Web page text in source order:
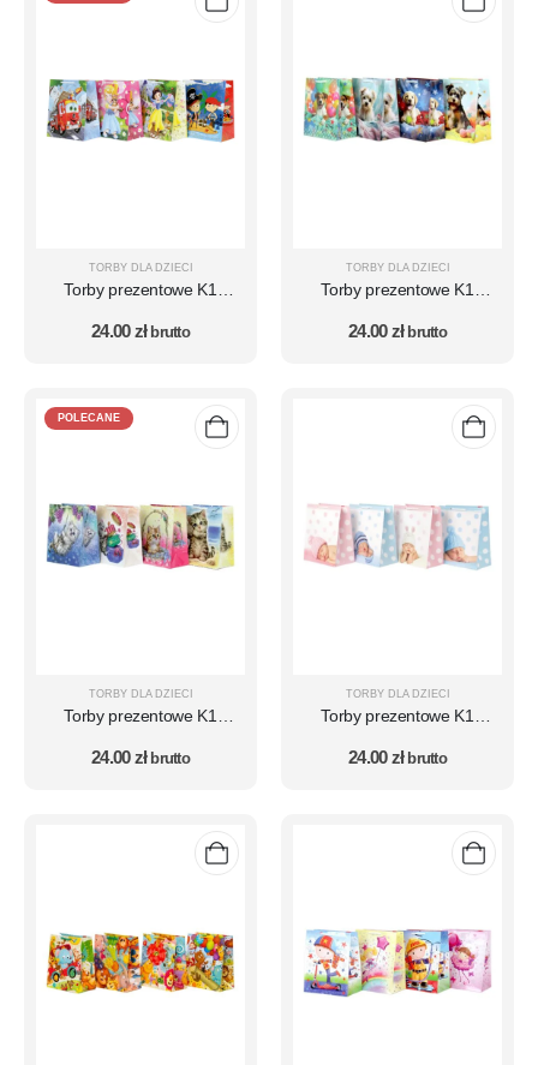
TORBY DLA DZIECI
Torby prezentowe K1
12
24.00zł brutto
TORBY DLA DZIECI
Torby prezentowe K1
15
24.00zł brutto
POLECANE
TORBY DLA DZIECI
Torby prezentowe K1
16
24.00zł brutto
TORBY DLA DZIECI
Torby prezentowe K1
24.00zł brutto